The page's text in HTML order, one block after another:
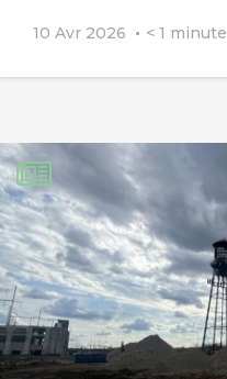
10 Avr 2026 < 1 minute